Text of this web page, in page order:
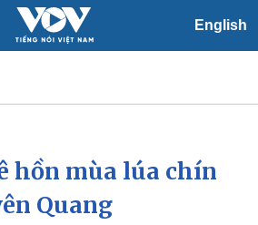
English
Xã hội
Dự báo thời tiết
hồn mùa lúa chín
Quang